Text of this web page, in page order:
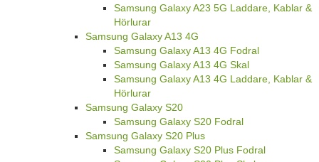
Samsung Galaxy A23 5G Laddare, Kablar &
Hörlurar
Samsung Galaxy A13 4G
Samsung Galaxy A13 4G Fodral
Samsung Galaxy A13 4G Skal
Samsung Galaxy A13 4G Laddare, Kablar &
Hörlurar
Samsung Galaxy S20
Samsung Galaxy S20 Fodral
Samsung Galaxy S20 Plus
Samsung Galaxy S20 Plus Fodral